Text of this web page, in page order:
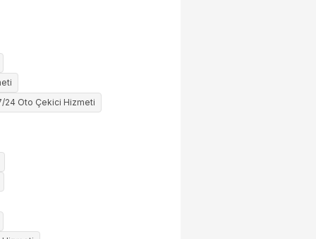
24 Oto Çekici Hizmeti